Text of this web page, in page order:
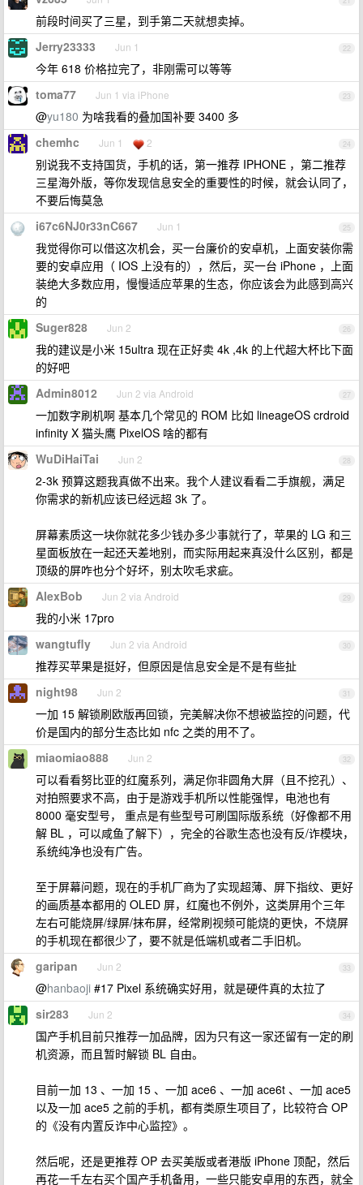
前段时间买了三星，到手第二天就想卖掉。
22
Jerry23333 Jun 1
今年 618 价格拉完了，非刚需可以等等
23
toma77 Jun 1 via iPhone
@yu180 为啥我看的叠加国补要 3400 多
24
chemhc Jun 1 2
别说我不支持国货，手机的话，第一推荐 IPHONE ，第二推荐
三星海外版，等你发现信息安全的重要性的时候，就会认同了，
不要后悔莫急
25
i67c6NJ0r33nC667 Jun 1
我觉得你可以借这次机会，买一台廉价的安卓机，上面安装你需
要的安卓应用（ IOS 上没有的），然后，买一台 iPhone ，上面
装绝大多数应用，慢慢适应苹果的生态，你应该会为此感到高兴
的
26
Suger828 Jun 2
我的建议是小米 15ultra 现在正好卖 4k ,4k 的上代超大杯比下面
的好吧
27
Admin8012 Jun 2 via Android
一加数字刷机啊 基本几个常见的 ROM 比如 lineageOS crdroid
infinity X 猫头鹰 PixelOS 啥的都有
28
WuDiHaiTai Jun 2
2-3k 预算这题我真做不出来。我个人建议看看二手旗舰，满足
你需求的新机应该已经远超 3k 了。
屏幕素质这一块你就花多少钱办多少事就行了，苹果的 LG 和三
星面板放在一起还天差地别，而实际用起来真没什么区别，都是
顶级的屏咋也分个好坏，别太吹毛求疵。
29
AlexBob Jun 2 via Android
我的小米 17pro
30
wangtufly Jun 2 via Android
推荐买苹果是挺好，但原因是信息安全是不是有些扯
31
night98 Jun 2
一加 15 解锁刷欧版再回锁，完美解决你不想被监控的问题，代
价是国内的部分生态比如 nfc 之类的用不了。
32
miaomiao888 Jun 2
可以看看努比亚的红魔系列，满足你非圆角大屏（且不挖孔）、
对拍照要求不高，由于是游戏手机所以性能强悍，电池也有
8000 毫安型号， 重点是有些型号可刷国际版系统（好像都不用
解 BL ，可以咸鱼了解下），完全的谷歌生态也没有反/诈模块，
系统纯净也没有广告。
至于屏幕问题，现在的手机厂商为了实现超薄、屏下指纹、更好
的画质基本都用的 OLED 屏，红魔也不例外，这类屏用个三年
左右可能烧屏/绿屏/抹布屏，经常刷视频可能烧的更快，不烧屏
的手机现在都很少了，要不就是低端机或者二手旧机。
33
garipan Jun 2
@hanbaoji #17 Pixel 系统确实好用，就是硬件真的太拉了
34
sir283 Jun 2
国产手机目前只推荐一加品牌，因为只有这一家还留有一定的刷
机资源，而且暂时解锁 BL 自由。
目前一加 13 、一加 15 、一加 ace6 、一加 ace6t 、一加 ace5
以及一加 ace5 之前的手机，都有类原生项目了，比较符合 OP
的《没有内置反诈中心监控》。
然后呢，还是更推荐 OP 去买美版或者港版 iPhone 顶配，然后
再花一千左右买个国产手机备用，一些只能安卓用的东西，就全